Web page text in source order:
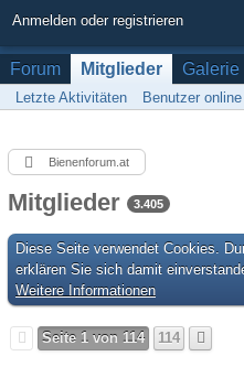
Anmelden oder registrieren
Forum Mitglieder Galerie
Letzte Aktivitäten Benutzer online
Bienenforum.at
Mitglieder 3.405
Diese Seite verwendet Cookies.
erklären Sie sich damit
Weitere Informationen
Seite 1 von 114 114